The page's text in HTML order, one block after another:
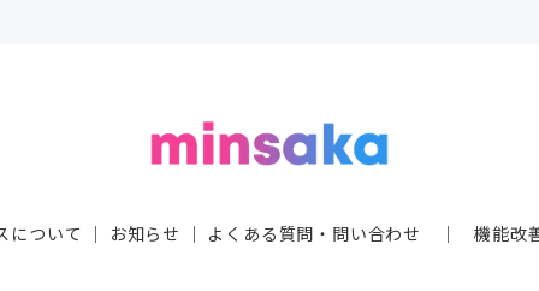
について ｜ お知らせ ｜ よくある質問・問い合わせ ｜機能改